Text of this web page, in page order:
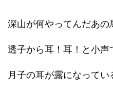
深山が何やってんだあ
透子から耳！耳！と小声
月子の耳が露になってい